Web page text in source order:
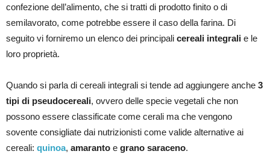
confezione dell’alimento, che si tratti di prodotto finito o di
semilavorato, come potrebbe essere il caso della farina. Di
seguito vi forniremo un elenco dei principali cereali integrali e le
loro proprietà.
Quando si parla di cereali integrali si tende ad aggiungere anche 3
tipi di pseudocereali, ovvero delle specie vegetali che non
possono essere classificate come cerali ma che vengono
sovente consigliate dai nutrizionisti come valide alternative ai
cereali: quinoa, amaranto e grano saraceno.